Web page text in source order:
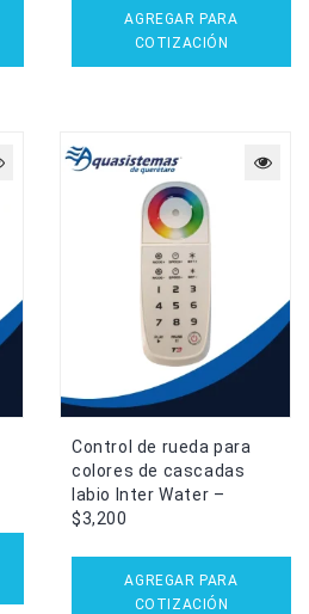
AGREGAR PARA
COTIZACIÓN
Control de rueda para
colores de cascadas
labio Inter Water –
$3,200
AGREGAR PARA
COTIZACIÓN